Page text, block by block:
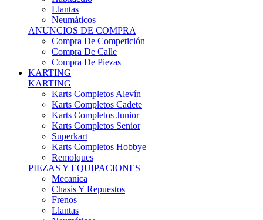
PIEZAS Y EQUIPACIONES
Mecanica
Chasis Y Repuestos
Frenos
Llantas
Neumáticos
Equipación Adultos
Equipación Niños
Resto De Piezas
ANUNCIOS DE COMPRA
Compra De Karts
Compra De Piezas
BARQUETAS, FÓRMULAS Y CM
BARQUETAS, FÓRMULAS Y CM
Barquetas
Fórmulas
Cm
Prototipos
Remolques
PIEZAS Y EQUIPACIONES
Mecánica